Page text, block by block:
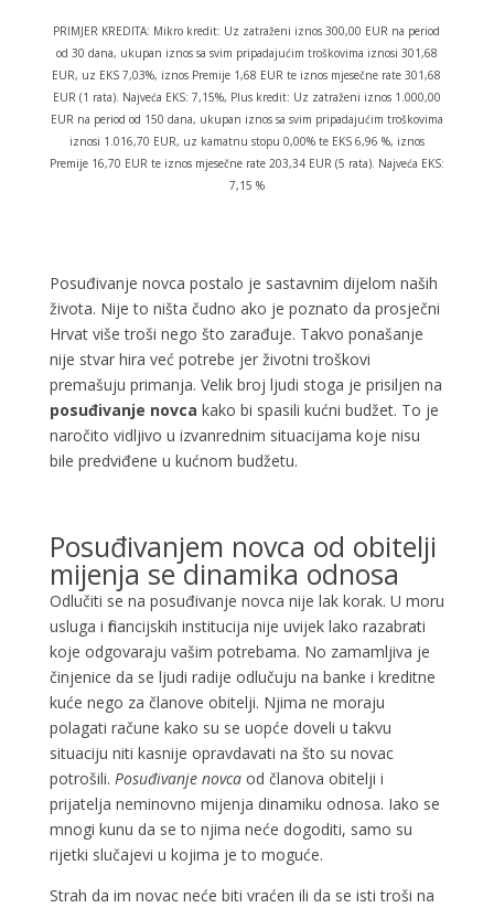
PRIMJER KREDITA: Mikro kredit: Uz zatraženi iznos 300,00 EUR na period
od 30 dana, ukupan iznos sa svim pripadajućim troškovima iznosi 301,68
EUR, uz EKS 7,03%, iznos Premije 1,68 EUR te iznos mjesečne rate 301,68
EUR (1 rata). Najveća EKS: 7,15%, Plus kredit: Uz zatraženi iznos 1.000,00
EUR na period od 150 dana, ukupan iznos sa svim pripadajućim troškovima
iznosi 1.016,70 EUR, uz kamatnu stopu 0,00% te EKS 6,96 %, iznos
Premije 16,70 EUR te iznos mjesečne rate 203,34 EUR (5 rata). Najveća EKS:
7,15 %
Posuđivanje novca postalo je sastavnim dijelom naših
života. Nije to ništa čudno ako je poznato da prosječni
Hrvat više troši nego što zarađuje. Takvo ponašanje
nije stvar hira već potrebe jer životni troškovi
premašuju primanja. Velik broj ljudi stoga je prisiljen na
posuđivanje novca kako bi spasili kućni budžet. To je
naročito vidljivo u izvanrednim situacijama koje nisu
bile predviđene u kućnom budžetu.
Posuđivanjem novca od obitelji
mijenja se dinamika odnosa
Odlučiti se na posuđivanje novca nije lak korak. U moru
usluga i financijskih institucija nije uvijek lako razabrati
koje odgovaraju vašim potrebama. No zamamljiva je
činjenice da se ljudi radije odlučuju na banke i kreditne
kuće nego za članove obitelji. Njima ne moraju
polagati račune kako su se uopće doveli u takvu
situaciju niti kasnije opravdavati na što su novac
potrošili. Posuđivanje novcaod članova obitelji i
prijatelja neminovno mijenja dinamiku odnosa. Iako se
mnogi kunu da se to njima neće dogoditi, samo su
rijetki slučajevi u kojima je to moguće.
Strah da im novac neće biti vraćen ili da se isti troši na